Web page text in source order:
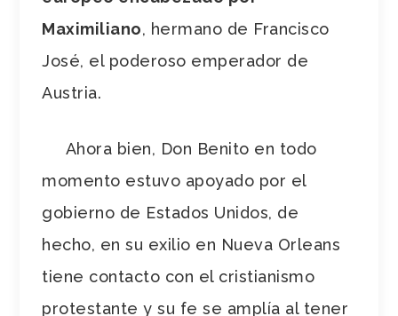
Maximiliano, hermano de Francisco
José, el poderoso emperador de
Austria.
Ahora bien, Don Benito en todo
momento estuvo apoyado por el
gobierno de Estados Unidos, de
hecho, en su exilio en Nueva Orleans
tiene contacto con el cristianismo
protestante y su fe se amplía al tener